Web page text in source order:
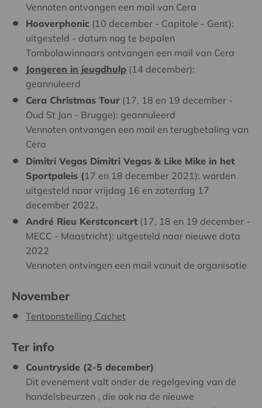
Vennoten ontvangen een mail van Cera
Hooverphonic(10 december - Capitole - Gent):
uitgesteld - datum nog te bepalen
Tombolawinnaars ontvangen een mail van Cera
Jongeren in jeugdhulp(14 december):
geannuleerd
Cera Christmas Tour(17, 18 en 19 december -
Oud St Jan - Brugge): geannuleerd
Vennoten ontvangen een mail en terugbetaling van
Cera
Dimitri Vegas Dimitri Vegas & Like Mike in het
Sportpaleis (17 en 18 december 2021): worden
uitgesteld naar vrijdag 16 en zaterdag 17
december 2022.
André Rieu Kerstconcert(17, 18 en 19 december -
MECC - Maastricht): uitgesteld naar nieuwe data
2022
Vennoten ontvingen een mail vanuit de organisatie
November
Tentoonstelling Cachet
Ter info
Countryside (2-5 december)
Dit evenement valt onder de regelgeving van de
handelsbeurzen , die ook na de nieuwe